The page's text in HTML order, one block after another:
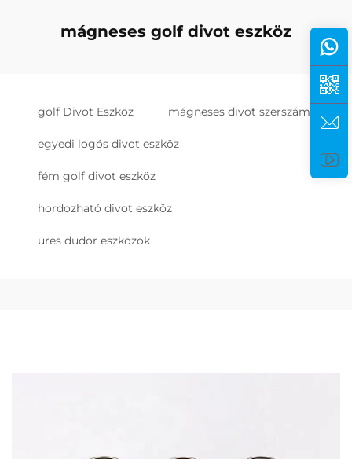
mágneses golf divot eszköz
golf Divot Eszköz mágneses divot szerszám
egyedi logós divot eszköz
fém golf divot eszköz
hordozható divot eszköz
üres dudor eszközök